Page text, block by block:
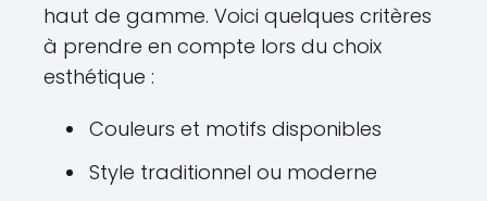
haut de gamme. Voici quelques critères
à prendre en compte lors du choix
esthétique :
Couleurs et motifs disponibles
Style traditionnel ou moderne